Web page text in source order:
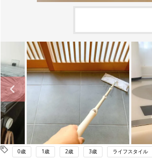
0歳 1歳 2歳 3歳 ライフスタイル